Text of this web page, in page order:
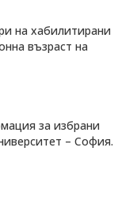
на хабилитирани
възраст на
за избрани
– София.